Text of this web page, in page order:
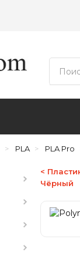
PLA PLA Pro
<
Чёрный